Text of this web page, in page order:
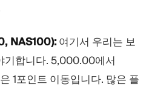
NAS100):여기서 우리는 보
기합니다. 5,000.00에서
1포인트 이동입니다. 많은 플